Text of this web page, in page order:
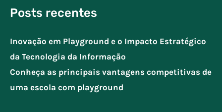
Posts recentes
Inovação em Playground e o Impacto Estratégico
da Tecnologia da Informação
Conheça as principais vantagens competitivas de
uma escola com playground